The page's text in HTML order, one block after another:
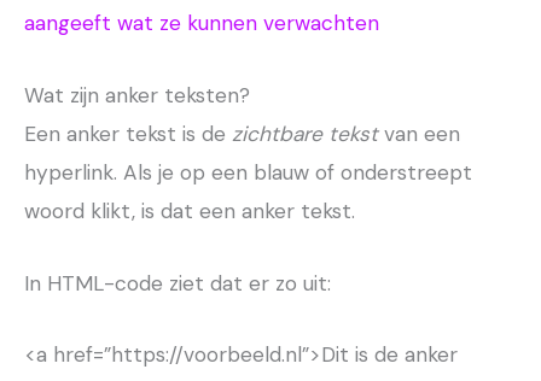
aangeeft wat ze kunnen verwachten
Wat zijn anker teksten?
Een anker tekst is de zichtbare tekstvan een
hyperlink. Als je op een blauw of onderstreept
woord klikt, is dat een anker tekst.
In HTML-code ziet dat er zo uit:
<a href=”https://voorbeeld.nl”>Dit is de anker